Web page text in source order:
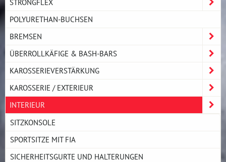
POLYURETHAN-BUCHSEN
BREMSEN
ÜBERROLLKÄFIGE & BASH-BARS
KAROSSERIEVERSTÄRKUNG
KAROSSERIE / EXTERIEUR
INTERIEUR
SITZKONSOLE
SPORTSITZE MIT FIA
SICHERHEITSGURTE UND HALTERUNGEN